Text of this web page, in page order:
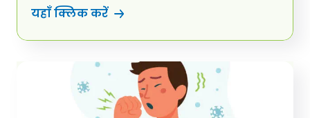
यहाँ क्लिक करें